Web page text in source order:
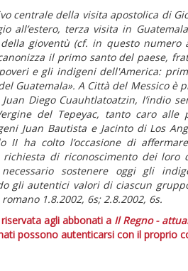
centrale della visita apostolica di
all’estero, terza visita in
gioventù (cf. in questo
il primo santo del paese,
e gli indigeni dell'America:
Guatemala». A Città del Messico è
Diego Cuauhtlatoatzin, l’indio
del Tepeyac, tanto caro alle
Juan Bautista e Jacinto di Los
II ha colto l’occasione di
richiesta di riconoscimento dei
sostenere oggi gli
gli autentici valori di ciascun
1.8.2002, 6s; 2.8.2002, 6s.
agli abbonati a Il Regno -
possono autenticarsi con il proprio